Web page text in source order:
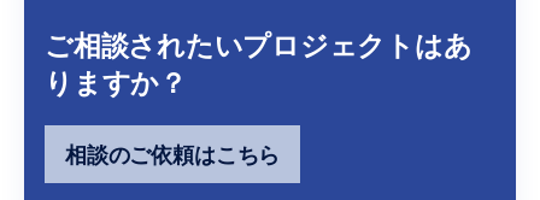
ご相談されたいプロジェクトはあ
りますか？
相談のご依頼はこちら